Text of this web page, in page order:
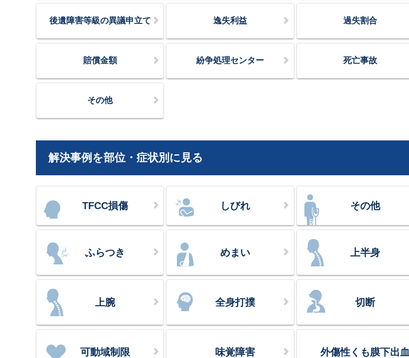
後遺障害等級の異議申立て 逸失利益 過失割合
賠償金額 紛争処理センター 死亡事故
その他
解決事例を部位・症状別に見る
TFCC損傷 しびれ その他
ふらつき めまい 上半身
上腕 全身打撲 切断
可動域制限 味覚障害 外傷性くも膜下出血